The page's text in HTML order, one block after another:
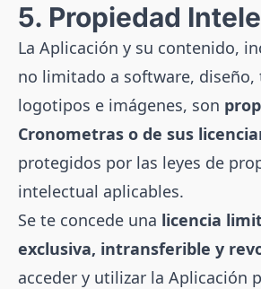
5. Propiedad
La Aplicación y su contenido,
no limitado a software,
logotipos e imágenes, son
Cronometras o de sus
protegidos por las leyes de
intelectual aplicables.
Se te concede una licencia
exclusiva, intransferible y
acceder y utilizar la Aplicación